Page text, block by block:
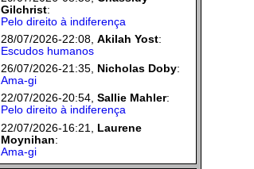
Gilchrist:
Pelo direito à indiferença
28/07/2026-22:08, Akilah Yost:
Escudos humanos
26/07/2026-21:35, Nicholas Doby:
Ama-gi
22/07/2026-20:54, Sallie Mahler:
Pelo direito à indiferença
22/07/2026-16:21, Laurene
Moynihan:
Ama-gi